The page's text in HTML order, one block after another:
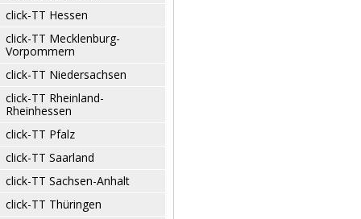
click-TT Hessen
click-TT Mecklenburg-
Vorpommern
click-TT Niedersachsen
click-TT Rheinland-
Rheinhessen
click-TT Pfalz
click-TT Saarland
click-TT Sachsen-Anhalt
click-TT Thüringen